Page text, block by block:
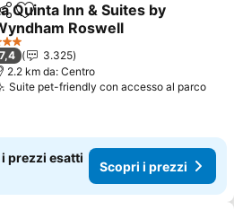
Aggiungi ai preferiti
Quinta Inn & Suites by
Roswell
i prezzi
Stelle
7,4
3.325
2.2 km da: Centro
Suite pet-friendly con accesso al parco
prezzi esatti
Scopri i prezzi